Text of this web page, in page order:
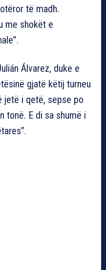
të madh.
me shokët e
Álvarez, duke e
gjatë këtij turneu
jetë i qetë, sepse po
tonë. E di sa shumë i